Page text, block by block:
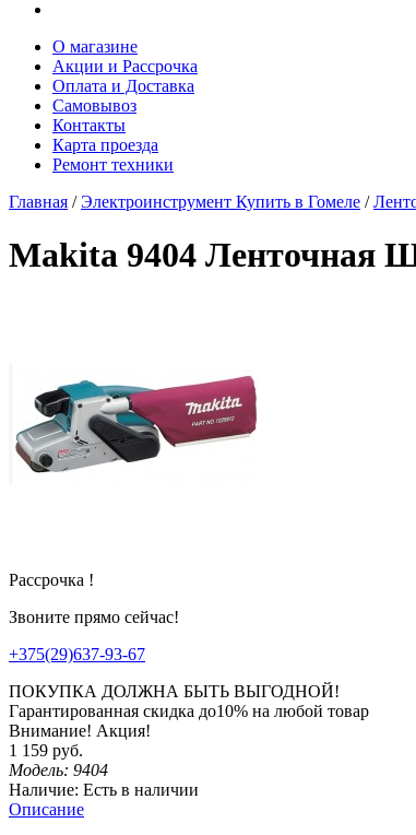
О магазине
Акции и Рассрочка
Оплата и Доставка
Самовывоз
Контакты
Карта проезда
Ремонт техники
Главная /Электроинструмент Купить в Гомеле /
Makita 9404 Ленточная
Рассрочка !
Звоните прямо сейчас!
+375(29)637-93-67
ПОКУПКА ДОЛЖНА БЫТЬ ВЫГОДНОЙ!
Гарантированная скидка до10% на любой товар
Внимание! Акция!
1 159 руб.
Модель: 9404
Наличие: Есть в наличии
Описание